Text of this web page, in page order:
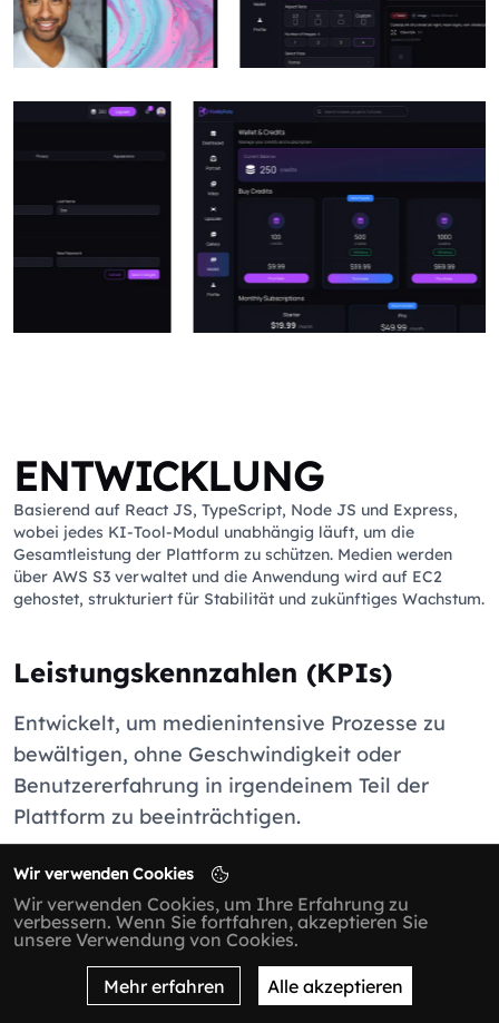
ENTWICKLUNG
Basierend auf React JS, TypeScript, Node JS und Express,
wobei jedes KI-Tool-Modul unabhängig läuft, um die
Gesamtleistung der Plattform zu schützen. Medien werden
über AWS S3 verwaltet und die Anwendung wird auf EC2
gehostet, strukturiert für Stabilität und zukünftiges Wachstum.
Leistungskennzahlen (KPIs)
Entwickelt, um medienintensive Prozesse zu
bewältigen, ohne Geschwindigkeit oder
Benutzererfahrung in irgendeinem Teil der
Plattform zu beeinträchtigen.
Seitenladeleistung
Reduzierung der LCP von 4,2 s auf 1,3 s, was
eine um 69 % schnellere Ladezeit bedeutet.
Wir verwenden Cookies
Wir verwenden Cookies, um Ihre Erfahrung zu
verbessern. Wenn Sie fortfahren, akzeptieren Sie
unsere Verwendung von Cookies.
Mehr erfahren Alle akzeptieren